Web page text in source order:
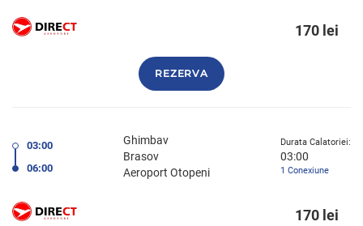
170 lei
REZERVA
03:00
06:00
Ghimbav
Brasov
Aeroport Otopeni
Durata Calatoriei:
03:00
1 Conexiune
170 lei